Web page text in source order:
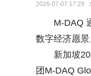
2026-07-07 17:29
M-DAQ
数字经济愿景
新加坡
团M-DAQ